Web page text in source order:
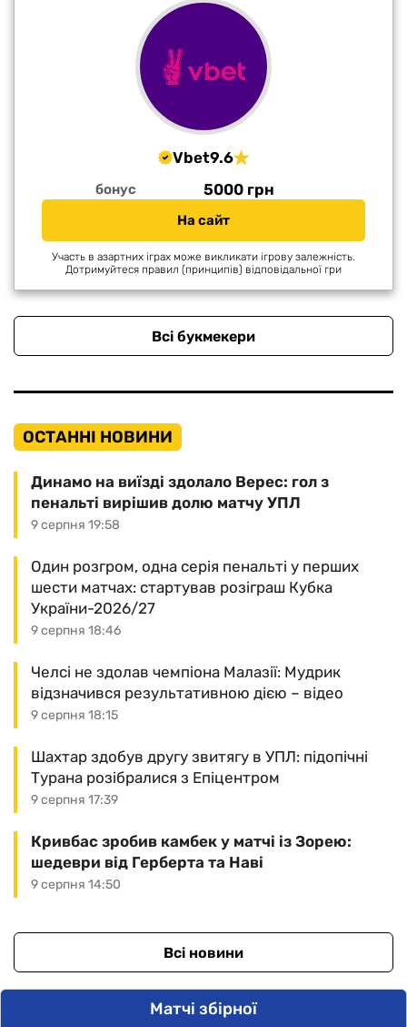
Vbet9.6
бонус 5000 грн
На сайт
Участь в азартних іграх може викликати ігрову залежність.
Дотримуйтеся правил (принципів) відповідальної гри
Всі букмекери
ОСТАННІ НОВИНИ
9 серпня 19:58
Динамо на виїзді здолало Верес: гол з
пенальті вирішив долю матчу УПЛ
9 серпня 18:46
Один розгром, одна серія пенальті у перших
шести матчах: стартував розіграш Кубка
України-2026/27
9 серпня 18:15
Челсі не здолав чемпіона Малазії: Мудрик
відзначився результативною дією – відео
9 серпня 17:39
Шахтар здобув другу звитягу в УПЛ: підопічні
Турана розібралися з Епіцентром
9 серпня 14:50
Кривбас зробив камбек у матчі із Зорею:
шедеври від Герберта та Наві
Всі новини
Матчі збірної